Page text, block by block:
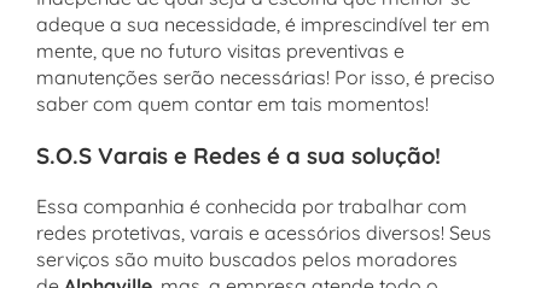
adeque a sua necessidade, é imprescindível ter em
mente, que no futuro visitas preventivas e
manutenções serão necessárias! Por isso, é preciso
saber com quem contar em tais momentos!
S.O.S Varais e Redes é a sua solução!
Essa companhia é conhecida por trabalhar com
redes protetivas, varais e acessórios diversos! Seus
serviços são muito buscados pelos moradores